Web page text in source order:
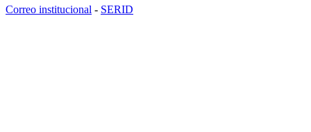
Correo institucional - SERID